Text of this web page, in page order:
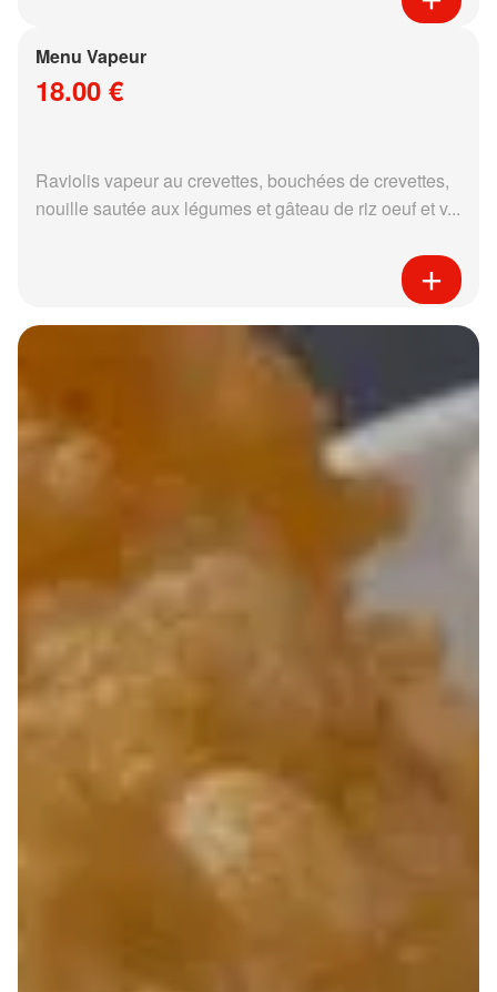
Menu Vapeur
18.00 €
Raviolis vapeur au crevettes, bouchées de crevettes,
nouille sautée aux légumes et gâteau de riz oeuf et v...